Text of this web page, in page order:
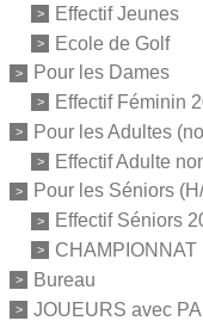
Effectif Jeunes
Ecole de Golf
Pour les Dames
Effectif Féminin
Pour les Adultes
Effectif Adulte
Pour les Séniors
Effectif Séniors
Bureau
JOUEURS avec